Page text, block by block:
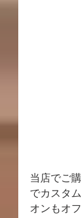
当店でご
でカスタ
オンもオ